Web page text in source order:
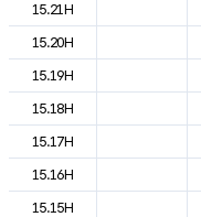
15.21H
15.20H
15.19H
15.18H
15.17H
15.16H
15.15H